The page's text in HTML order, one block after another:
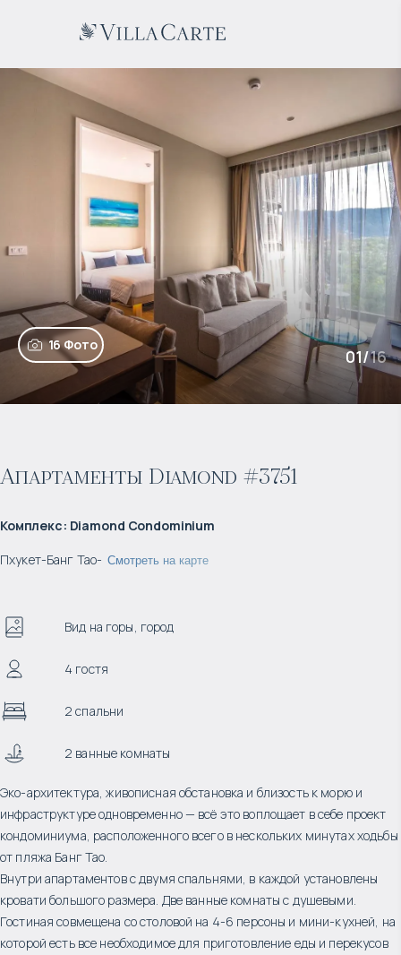
16 Фото
01/16
Апартаменты Diamond #3751
Комплекс: Diamond Condominium
Пхукет-Банг Тао- Смотреть на карте
Вид на горы, город
4 гостя
2 спальни
2 ванные комнаты
Эко-архитектура, живописная обстановка и близость к морю и
инфраструктуре одновременно — всё это воплощает в себе проект
кондоминиума, расположенного всего в нескольких минутах ходьбы
от пляжа Банг Тао.
Внутри апартаментов с двумя спальнями, в каждой установлены
кровати большого размера. Две ванные комнаты с душевыми.
Гостиная совмещена со столовой на 4-6 персоны и мини-кухней, на
которой есть все необходимое для приготовление еды и перекусов